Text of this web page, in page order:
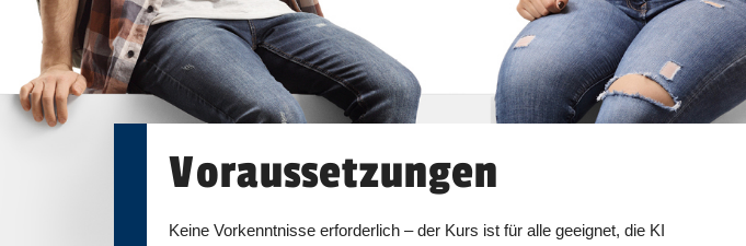
Voraussetzungen
Keine Vorkenntnisse erforderlich – der Kurs ist für alle geeignet, die KI